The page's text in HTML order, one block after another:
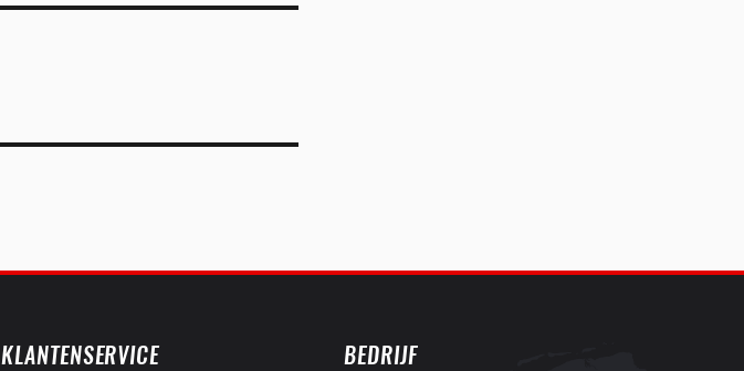
KLANTENSERVICE BEDRIJF